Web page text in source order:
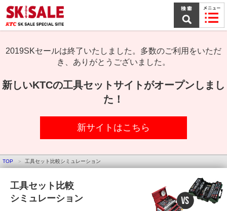
文
ま
で
キ2019SKセールは終了いたしました。多数のご利用をいただ
き、ありがとうございました。
新しいKTCの工具セットサイトがオープンしまし
た！
新サイトはこちら
TOP 工具セット比較シミュレーション
工具セット比較
シミュレーション